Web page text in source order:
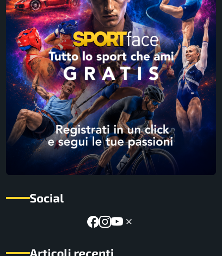
Social
Articoli recenti